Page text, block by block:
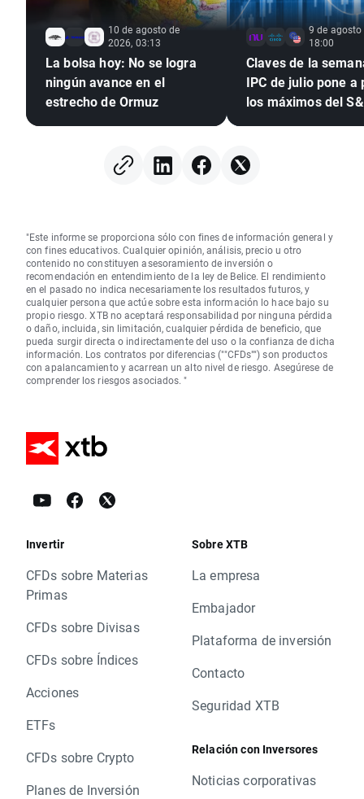
10 de agosto de
2026, 03:13
La bolsa hoy: No se logra
ningún avance en el
estrecho de Ormuz
9 de agosto
18:00
Claves de la
IPC de julio pone a
los máximos del
"Este informe se proporciona sólo con fines de información general y
con fines educativos. Cualquier opinión, análisis, precio u otro
contenido no constituyen asesoramiento de inversión o
recomendación en entendimiento de la ley de Belice. El rendimiento
en el pasado no indica necesariamente los resultados futuros, y
cualquier persona que actúe sobre esta información lo hace bajo su
propio riesgo. XTB no aceptará responsabilidad por ninguna pérdida
o daño, incluida, sin limitación, cualquier pérdida de beneficio, que
pueda surgir directa o indirectamente del uso o la confianza de dicha
información. Los contratos por diferencias (""CFDs"") son productos
con apalancamiento y acarrean un alto nivel de riesgo. Asegúrese de
comprender los riesgos asociados. "
Invertir
CFDs sobre Materias
Primas
CFDs sobre Divisas
CFDs sobre Índices
Acciones
ETFs
CFDs sobre Crypto
Planes de Inversión
Sobre XTB
La empresa
Embajador
Plataforma de inversión
Contacto
Seguridad XTB
Relación con Inversores
Noticias corporativas